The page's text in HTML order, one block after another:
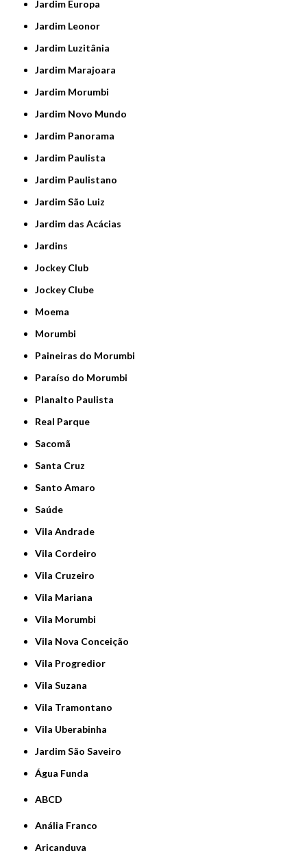
Jardim Europa
Jardim Leonor
Jardim Luzitânia
Jardim Marajoara
Jardim Morumbi
Jardim Novo Mundo
Jardim Panorama
Jardim Paulista
Jardim Paulistano
Jardim São Luiz
Jardim das Acácias
Jardins
Jockey Club
Jockey Clube
Moema
Morumbi
Paineiras do Morumbi
Paraíso do Morumbi
Planalto Paulista
Real Parque
Sacomã
Santa Cruz
Santo Amaro
Saúde
Vila Andrade
Vila Cordeiro
Vila Cruzeiro
Vila Mariana
Vila Morumbi
Vila Nova Conceição
Vila Progredior
Vila Suzana
Vila Tramontano
Vila Uberabinha
jardim São Saveiro
Água Funda
ABCD
Anália Franco
Aricanduva